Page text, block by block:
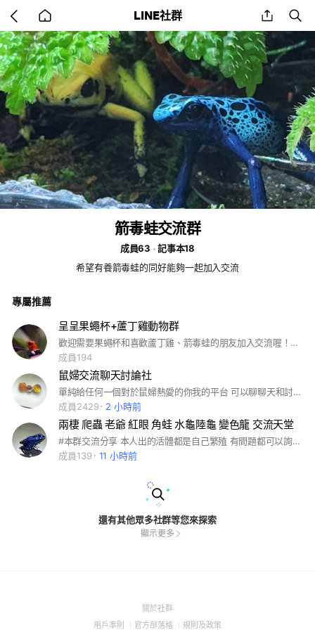
back
to
home
LINE社群 share
箭毒蛙交流群
成員63
記事本18
希望有養箭毒蛙的同好能夠一起加入交流
專屬推薦
呈呈果蠅杯+蘆丁雞動物群
歡迎需要果蠅杯和喜歡蘆丁雞、箭毒蛙的朋友加入交流喔！加入不定時優惠大放送喔！#果蠅杯#箭毒蛙#箭毒幼蛙#鼠婦#螳螂#跳蛛#蘆丁雞#凱克#金頭凱克#小雞#成雞#種蛋#動物園#鸚鵡#烏龜#魚 1.本群自由買賣，糾紛請自行負責，但也請大家注意安全 2.做人要守誠信，不要放鳥人，若有變更約定時間請主動告知！ 3.上班很累了，養寵物是療癒的事情，請珍惜本群提供的自由空間 4.申請加入請好好回答問題，否則一律當詐騙處理，不給進喔！ 以上，有想到什麼再補充
成員194
鼠婦交流聊天討論社
單純給任何一個對於鼠婦熱愛的你我的平台 可以聊聊天和討論飼養相關問題 #鼠婦
成員2429
2 小時前
兩棲 爬蟲 老爺 紅眼 角蛙 水龜陸龜 變色龍 交流天堂
#本群交流分享 本人出的活體都是自己繁殖 有問題都可以詢問 可以買賣一天一則 請勿打無相關廣告 違規者一律踢出
成員139
11 小時前
還有其他眾多社群等您來探索
顯示更多
關於社群(Open
用戶準則 (Open
官方部落格 (Open
規則及政策(Open